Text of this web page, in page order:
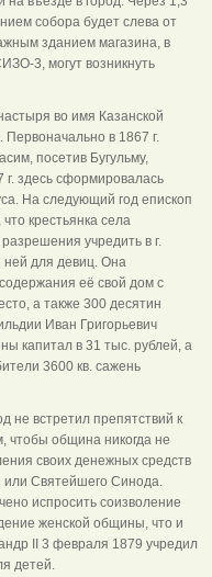
собора будет слева от
зданием магазина, в
3, могут возникнуть
во имя Казанской
Первоначально в 1867 г.
посетив Бугульму,
здесь сформировалась
На следующий год епископ
крестьянка села
учредить в г.
ней для девиц. Она
её свой дом с
а также 300 десятин
Иван Григорьевич
капитал в 31 тыс. рублей, а
3600 кв. сажень
не встретил препятствий к
чтобы община никогда не
своих денежных средств
или Святейшего Синода.
испросить соизволение
женской общины, что и
II 3 февраля 1879 учредил
детей.